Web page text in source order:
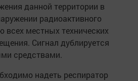
данной территории в
радиоактивного
местных технических
Сигнал дублируется
средствами.
надеть респиратор